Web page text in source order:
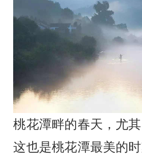
桃花潭畔的春天，尤其
这也是桃花潭最美的